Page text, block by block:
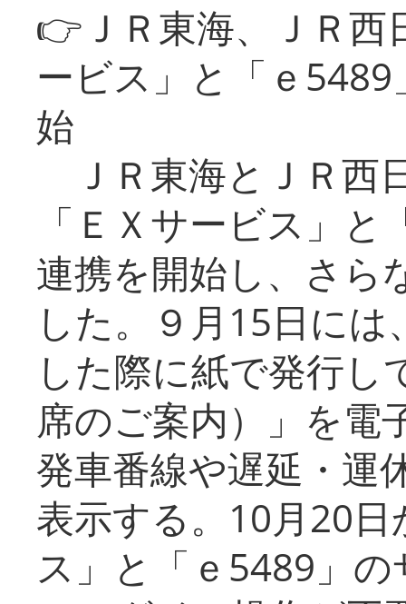
👉ＪＲ東海、ＪＲ
ービス」と「ｅ
始
ＪＲ東海とＪＲ西
「ＥＸサービス」
連携を開始し、さら
した。９月15日に
した際に紙で発行し
席のご案内）」を電
発車番線や遅延・運
表示する。10月20
ス」と「ｅ5489」